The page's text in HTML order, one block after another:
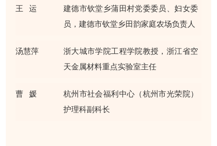
王 运
建德市钦堂乡蒲田村党委委员、妇女委
员，建德市钦堂乡田韵家庭农场负责人
汤慧萍
浙大城市学院工程学院教授，浙江省空
天金属材料重点实验室主任
曹 媛
杭州市社会福利中心（杭州市光荣院）
护理科副科长